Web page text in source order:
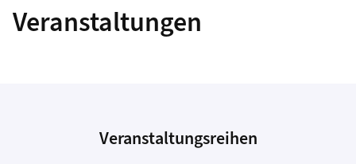
Veranstaltungen
Veranstaltungsreihen